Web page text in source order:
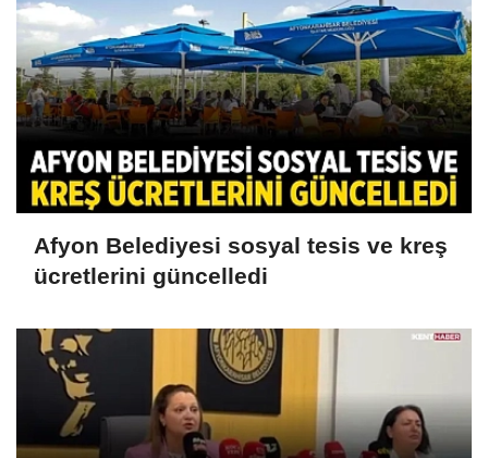
Afyon Belediyesi sosyal tesis ve kreş
ücretlerini güncelledi